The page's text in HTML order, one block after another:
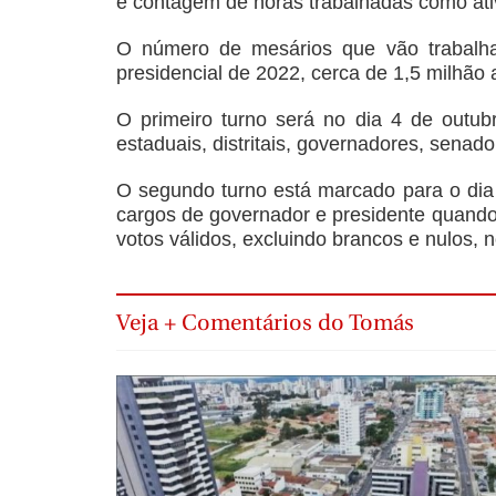
O número de mesários que vão
presidencial de 2022, cerca de 1,5 milhão
O primeiro turno será no dia 4 de
estaduais, distritais, governadores,
O segundo turno está marcado para o
cargos de governador e presidente
votos válidos, excluindo brancos e nulos,
Veja + Comentários do Tomás